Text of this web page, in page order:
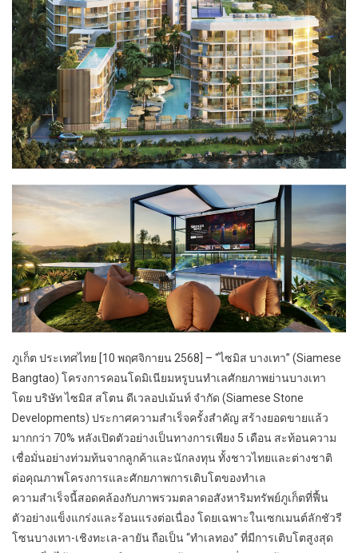
ภูเก็ต ประเทศไทย [10 พฤศจิกายน 2568] – “ไซมิส บางเทา” (Siamese
Bangtao) โครงการคอนโดมิเนียมหรูบนทำเลศักยภาพย่านบางเทา
โดย บริษัท ไซมิส สโตน ดีเวลอปเม้นท์ จำกัด (Siamese Stone
Developments) ประกาศความสำเร็จครั้งสำคัญ สร้างยอดขายแล้ว
มากกว่า 70% หลังเปิดตัวอย่างเป็นทางการเพียง 5 เดือน สะท้อนความ
เชื่อมั่นอย่างท่วมท้นจากลูกค้าและนักลงทุน ทั้งชาวไทยและต่างชาติ
ต่อคุณภาพโครงการและศักยภาพการเติบโตของทำเล
ความสำเร็จนี้สอดคล้องกับภาพรวมตลาดอสังหาริมทรัพย์ภูเก็ตที่ฟื้น
ตัวอย่างแข็งแกร่งและร้อนแรงต่อเนื่อง โดยเฉพาะในเซกเมนต์ลักชัวรี
โซนบางเทา-เชิงทะเล-ลายัน ถือเป็น “ทำเลทอง” ที่มีการเติบโตสูงสุด